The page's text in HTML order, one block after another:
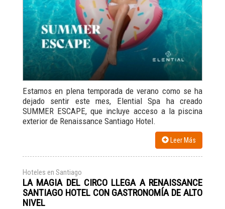
Estamos en plena temporada de verano como se ha
dejado sentir este mes, Elential Spa ha creado
SUMMER ESCAPE, que incluye acceso a la piscina
exterior de Renaissance Santiago Hotel.
Leer Más
Hoteles en Santiago
LA MAGIA DEL CIRCO LLEGA A RENAISSANCE
SANTIAGO HOTEL CON GASTRONOMÍA DE ALTO
NIVEL